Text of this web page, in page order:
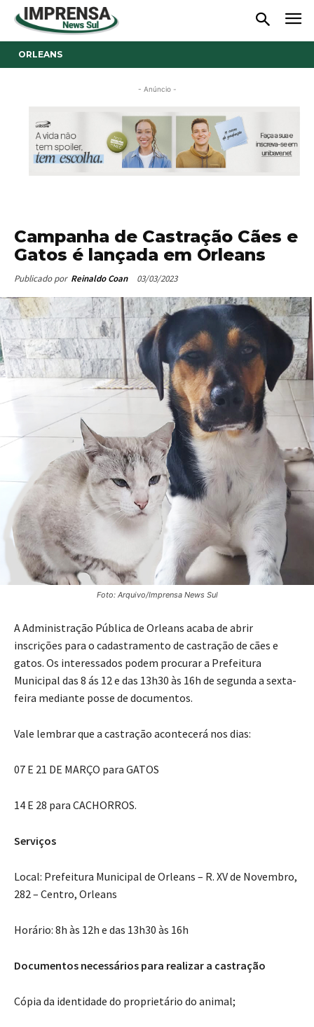
ORLEANS
- Anúncio -
Campanha de Castração Cães e
Gatos é lançada em Orleans
Publicado por Reinaldo Coan 03/03/2023
Foto: Arquivo/Imprensa News Sul
A Administração Pública de Orleans acaba de abrir
inscrições para o cadastramento de castração de cães e
gatos. Os interessados podem procurar a Prefeitura
Municipal das 8 ás 12 e das 13h30 às 16h de segunda a sexta-
feira mediante posse de documentos.
Vale lembrar que a castração acontecerá nos dias:
07 E 21 DE MARÇO para GATOS
14 E 28 para CACHORROS.
Serviços
Local: Prefeitura Municipal de Orleans – R. XV de Novembro,
282 – Centro, Orleans
Horário: 8h às 12h e das 13h30 às 16h
Documentos necessários para realizar a castração
Cópia da identidade do proprietário do animal;